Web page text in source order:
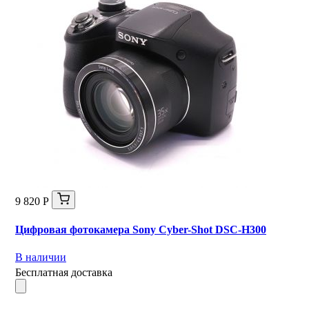
9 820 Р
Цифровая фотокамера Sony Cyber-Shot DSC-H300
В наличии
Бесплатная доставка